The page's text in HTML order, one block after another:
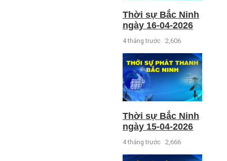
Thời sự Bắc Ninh
ngày 16-04-2026
4 tháng trước 2,606
Thời sự Bắc Ninh
ngày 15-04-2026
4 tháng trước 2,666